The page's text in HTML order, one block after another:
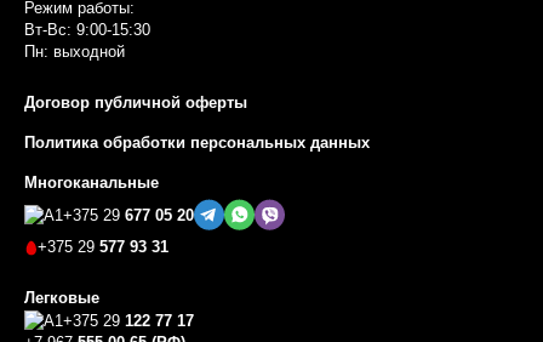
Режим работы:
Вт-Вс: 9:00-15:30
Пн: выходной
Договор публичной оферты
Политика обработки персональных данных
Многоканальные
+375 29 677 05 20
+375 29 577 93 31
Легковые
+375 29 122 77 17